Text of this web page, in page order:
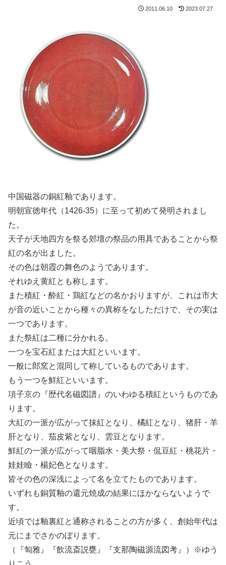
2011.06.10 2023.07.27
中国磁器の銅紅釉であります。
明朝宣徳年代（1426-35）に至って初めて発明されまし
た。
天子が天地四方を祭る郊壇の祭品の用具であることから祭
紅の名が出ました。
その色は朝霞の舞色のようであります。
それゆえ黄紅とも称します。
また積紅・酔紅・鶏紅などの名かおりますが、これは市大
が音の近いことから種々の異称をなしただけで、その実は
一つであります。
また祭紅は二種に分かれる。
一つを宝石紅または大紅といいます。
一般に郎窯と混同して称しているものであります。
もう一つを鮮紅といいます。
項子京の『歴代名磁図譜』のいわゆる積紅というものであ
ります。
大紅の一派が広がって抹紅となり、橘紅となり、猪肝・羊
肝となり、茄皮紫となり、雲豆となります。
鮮紅の一派が広がって咽脂水・美大祭・侃豆紅・桃花片・
娃娃瞼・楊妃色となります。
皆その色の深浅によって名を立てたものであります。
いずれも銅質釉の還元焼成の結果にほかならないようで
す。
近頃では釉裏紅と通称されることの方が多く、創始年代は
元にまでさかのぼります。
（『匋雅』『飲流斎説甕』『支那陶磁源流図考』）※ゆう